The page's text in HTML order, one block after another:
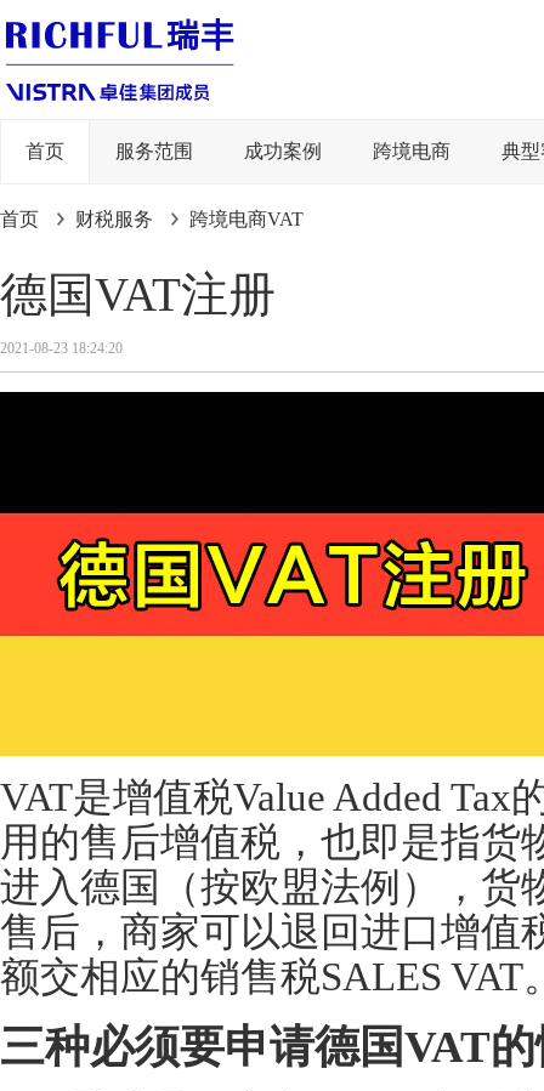
首页 服务范围 成功案例 跨境电商 典
首页 财税服务 跨境电商VAT
德国VAT注册
2021-08-23 18:24:20
VAT是增值税Value Added
用的售后增值税，也即是指货
进入德国（按欧盟法例），货
售后，商家可以退回进口增值
额交相应的销售税SALES VAT
三种必须要申请德国VAT